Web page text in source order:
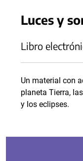
Luces y
Libro
Un material con
planeta Tierra,
y los eclipses.